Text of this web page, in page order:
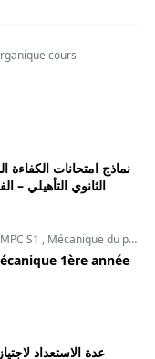
cours
نماذج امتحانات الكفاءة
الثانوي التأهيلي –
S1 , Mécanique du point
1ère année
عدة الاستعداد